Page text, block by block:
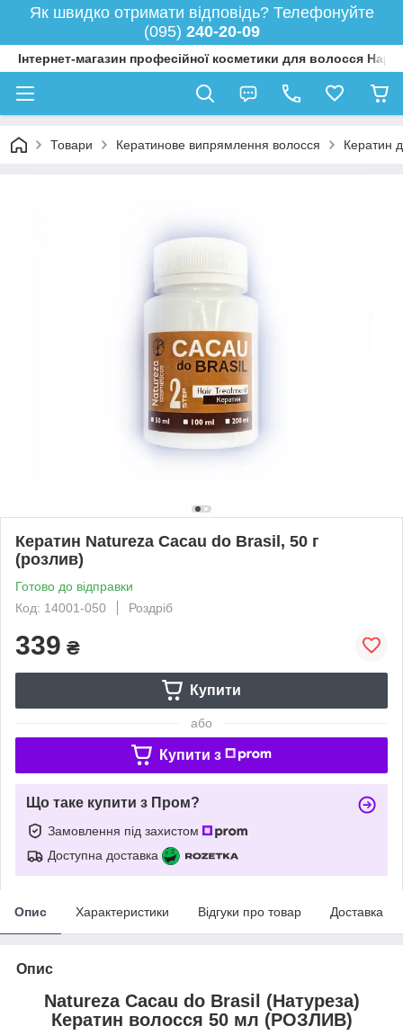
Як швидко отримати відповідь? Телефонуйте
(095) 240-20-09
Інтернет-магазин професійної косметики для волосся
Товари Кератинове випрямлення волосся Кератин
Кератин Natureza Cacau do Brasil, 50 г
(розлив)
Готово до відправки
Код: 14001-050
Роздріб
339 ₴
Купити
або
Купити з
Що таке купити з Пром?
Замовлення під захистом
Доступна доставка
Опис Характеристики Відгуки про товар Доставка
Опис
Natureza Cacau do Brasil (Натуреза)
Кератин волосся 50 мл (РОЗЛИВ)